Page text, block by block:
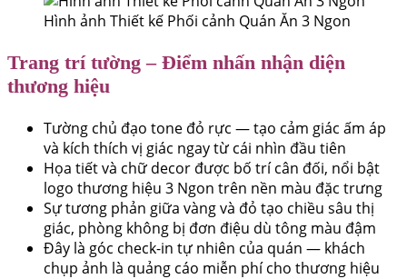
Hình ảnh Thiết kế Phối cảnh Quán Ăn 3 Ngon
Trang trí tường – Điểm nhấn nhận diện
thương hiệu
Tường chủ đạo tone đỏ rực — tạo cảm giác ấm áp
và kích thích vị giác ngay từ cái nhìn đầu tiên
Họa tiết và chữ decor được bố trí cân đối, nổi bật
logo thương hiệu 3 Ngon trên nền màu đặc trưng
Sự tương phản giữa vàng và đỏ tạo chiều sâu thị
giác, phòng không bị đơn điệu dù tông màu đậm
Đây là góc check-in tự nhiên của quán — khách
chụp ảnh là quảng cáo miễn phí cho thương hiệu